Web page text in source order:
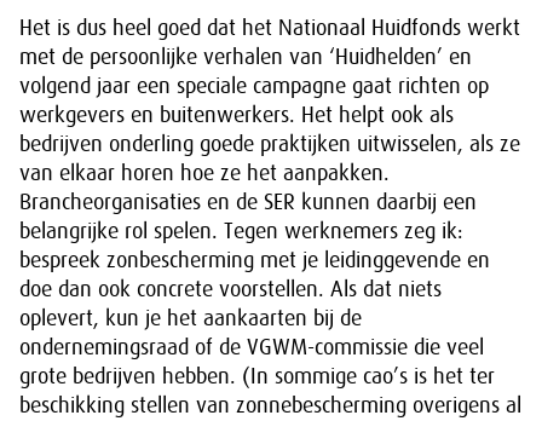
Het is dus heel goed dat het Nationaal Huidfonds werkt
met de persoonlijke verhalen van ‘Huidhelden’ en
volgend jaar een speciale campagne gaat richten op
werkgevers en buitenwerkers. Het helpt ook als
bedrijven onderling goede praktijken uitwisselen, als ze
van elkaar horen hoe ze het aanpakken.
Brancheorganisaties en de SER kunnen daarbij een
belangrijke rol spelen. Tegen werknemers zeg ik:
bespreek zonbescherming met je leidinggevende en
doe dan ook concrete voorstellen. Als dat niets
oplevert, kun je het aankaarten bij de
ondernemingsraad of de VGWM-commissie die veel
grote bedrijven hebben. (In sommige cao’s is het ter
beschikking stellen van zonnebescherming overigens al